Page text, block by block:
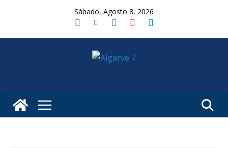
Sábado, Agosto 8, 2026